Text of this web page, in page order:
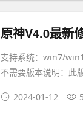
支持系统：win7/
不需要版本说明：此
2024-01-12